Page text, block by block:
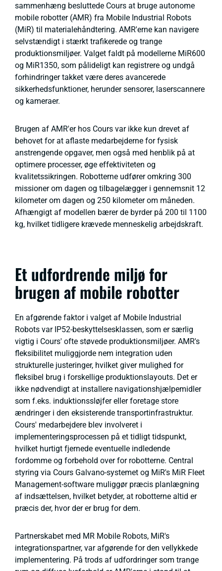
sammenhæng besluttede Cours at bruge autonome
mobile robotter (AMR) fra Mobile Industrial Robots
(MiR) til materialehåndtering. AMR'erne kan navigere
selvstændigt i stærkt trafikerede og trange
produktionsmiljøer. Valget faldt på modellerne MiR600
og MiR1350, som pålideligt kan registrere og undgå
forhindringer takket være deres avancerede
sikkerhedsfunktioner, herunder sensorer, laserscannere
og kameraer.
Brugen af AMR'er hos Cours var ikke kun drevet af
behovet for at aflaste medarbejderne for fysisk
anstrengende opgaver, men også med henblik på at
optimere processer, øge effektiviteten og
kvalitetssikringen. Robotterne udfører omkring 300
missioner om dagen og tilbagelægger i gennemsnit 12
kilometer om dagen og 250 kilometer om måneden.
Afhængigt af modellen bærer de byrder på 200 til 1100
kg, hvilket tidligere krævede menneskelig arbejdskraft.
Et udfordrende miljø for
brugen af mobile robotter
En afgørende faktor i valget af Mobile Industrial
Robots var IP52-beskyttelsesklassen, som er særlig
vigtig i Cours' ofte støvede produktionsmiljøer. AMR's
fleksibilitet muliggjorde nem integration uden
strukturelle justeringer, hvilket giver mulighed for
fleksibel brug i forskellige produktionslayouts. Det er
ikke nødvendigt at installere navigationshjælpemidler
som f.eks. induktionssløjfer eller foretage store
ændringer i den eksisterende transportinfrastruktur.
Cours' medarbejdere blev involveret i
implementeringsprocessen på et tidligt tidspunkt,
hvilket hurtigt fjernede eventuelle indledende
fordomme og forbehold over for robotterne. Central
styring via Cours Galvano-systemet og MiR's MiR Fleet
Management-software muliggør præcis planlægning
af indsættelsen, hvilket betyder, at robotterne altid er
præcis der, hvor der er brug for dem.
Partnerskabet med MR Mobile Robots, MiR's
integrationspartner, var afgørende for den vellykkede
implementering. På trods af udfordringer som trange